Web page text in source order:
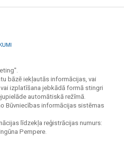
bāzē iekļautās informācijas, vai
izplatīšana jebkādā formā stingri
automātiskā režīmā.
Būvniecības informācijas sistēmas
līdzekļa reģistrācijas numurs:
Pempere.